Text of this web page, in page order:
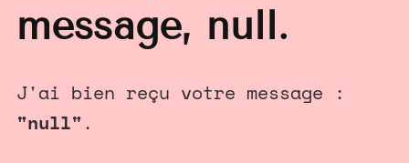
message, null.
J'ai bien reçu votre message :
"null".